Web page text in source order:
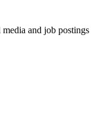
media and job postings